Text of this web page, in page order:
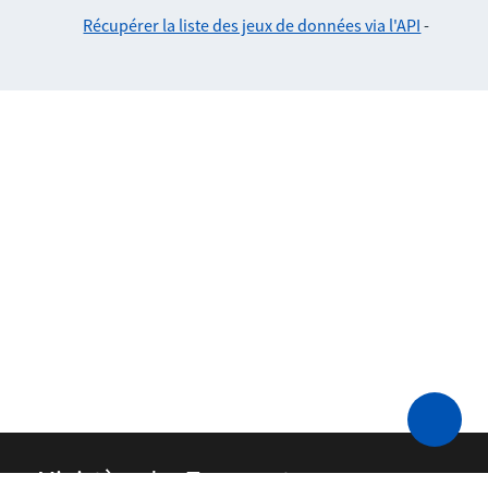
Récupérer la liste des jeux de données via l'API -